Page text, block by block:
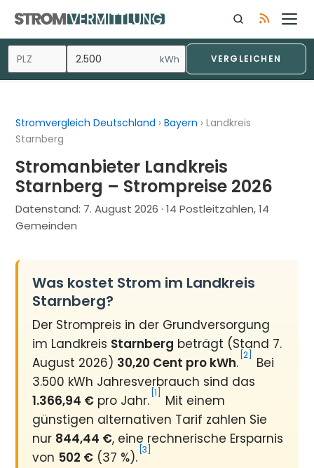
Inhalt
springen
kWh VERGLEICHEN
Stromvergleich Deutschland ›Bayern ›Landkreis
Starnberg
Stromanbieter Landkreis
Starnberg – Strompreise 2026
Datenstand: 7. August 2026 · 14 Postleitzahlen, 14
Gemeinden
Was kostet Strom im Landkreis
Starnberg?
Der Strompreis in der Grundversorgung
im Landkreis Starnberg beträgt (Stand 7.
August 2026) 30,20 Cent pro kWh. [2]
Bei
3.500 kWh Jahresverbrauch sind das
1.366,94 € pro Jahr. [1]
Mit einem
günstigen alternativen Tarif zahlen Sie
nur 844,44 €, eine rechnerische Ersparnis
von 502 € (37 %). [3]